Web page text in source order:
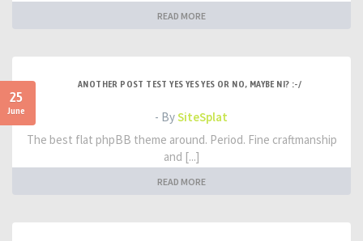
READ MORE
25
June
ANOTHER POST TEST YES YES YES OR NO, MAYBE NI? :-/
- BySiteSplat
The best flat phpBB theme around. Period. Fine craftmanship
and [...]
READ MORE